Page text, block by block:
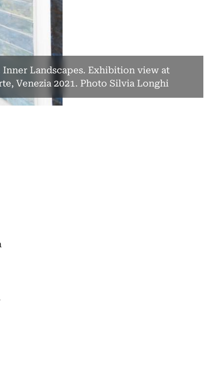
Inner Landscapes. Exhibition view at
Venezia 2021. Photo Silvia Longhi